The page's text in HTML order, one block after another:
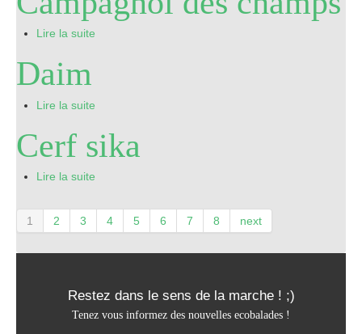
Lire la suite
Daim
Lire la suite
Cerf sika
Lire la suite
1 2 3 4 5 6 7 8 next
Restez dans le sens de la marche ! ;)
Tenez vous informez des nouvelles ecobalades !